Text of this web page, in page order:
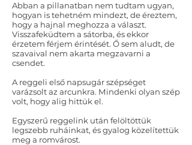
Abban a pillanatban nem tudtam ugyan,
hogyan is tehetném mindezt, de éreztem,
hogy a hajnal meghozza a választ.
Visszafeküdtem a sátorba, és ekkor
érzetem férjem érintését. Ő sem aludt, de
szavaival nem akarta megzavarni a
csendet.
A reggeli első napsugár szépséget
varázsolt az arcunkra. Mindenki olyan szép
volt, hogy alig hittük el.
Egyszerű reggelink után felöltöttük
legszebb ruháinkat, és gyalog közelítettük
meg a romvárost.